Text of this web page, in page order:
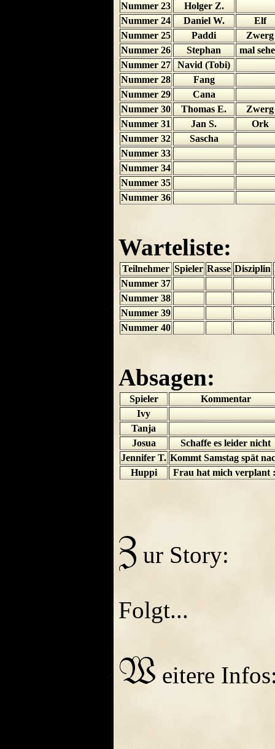
Nummer 23
Holger Z.
Nummer 24
Daniel W.
Elf
Nummer 25
Paddi
Zwerg
Nummer 26
Stephan
mal
Nummer 27
Navid (Tobi)
Nummer 28
Fang
Nummer 29
Cana
Nummer 30
Thomas E.
Zwerg
Nummer 31
Jan S.
Ork
Nummer 32
Sascha
Nummer 33
Nummer 34
Nummer 35
Nummer 36
Warteliste:
Teilnehmer Spieler Rasse Disziplin
Nummer 37
Nummer 38
Nummer 39
Nummer 40
Absagen:
Spieler
Kommentar
Ivy
Tanja
Josua
Schaffe es leider nicht
Jennifer T. Kommt Samstag spät
Huppi
Frau hat mich verplant
ur Story:
Folgt...
eitere